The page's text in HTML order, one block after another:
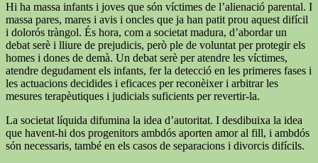
Hi ha massa infants i joves que són víctimes de l’alienació parental. I
massa pares, mares i avis i oncles que ja han patit prou aquest difícil
i dolorós tràngol. És hora, com a societat madura, d’abordar un
debat serè i lliure de prejudicis, però ple de voluntat per protegir els
homes i dones de demà. Un debat serè per atendre les víctimes,
atendre degudament els infants, fer la detecció en les primeres fases i
les actuacions decidides i eficaces per reconèixer i arbitrar les
mesures terapèutiques i judicials suficients per revertir-la.
La societat líquida difumina la idea d’autoritat. I desdibuixa la idea
que havent-hi dos progenitors ambdós aporten amor al fill, i ambdós
són necessaris, també en els casos de separacions i divorcis difícils.